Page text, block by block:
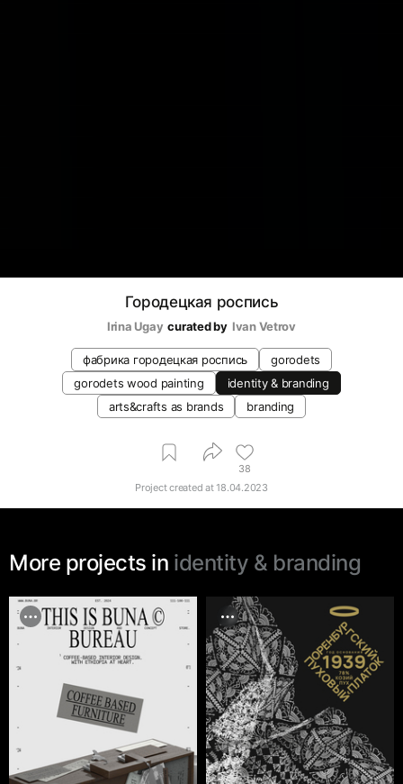
Городецкая роспись
Irina Ugay curated by Ivan Vetrov
фабрика городецкая роспись
gorodets
gorodets wood painting
identity & branding
arts&crafts as brands
branding
38
Project created at18.04.2023
More projects in identity & branding